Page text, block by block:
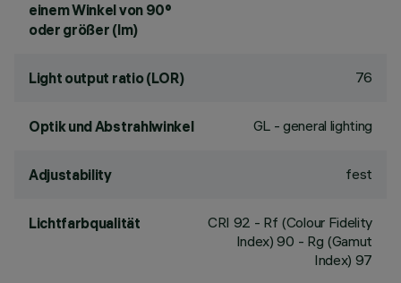
einem Winkel von 90°
oder größer (lm)
Light output ratio (LOR) 76
Optik und Abstrahlwinkel GL - general lighting
Adjustability fest
Lichtfarbqualität CRI 92 - Rf (Colour Fidelity
Index) 90 - Rg (Gamut
Index) 97